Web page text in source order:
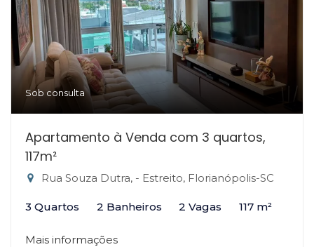
Sob consulta
Apartamento à Venda com 3 quartos,
117m²
Rua Souza Dutra, - Estreito, Florianópolis-SC
3 Quartos 2 Banheiros 2 Vagas 117 m²
Mais informações